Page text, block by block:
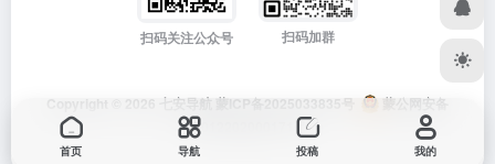
扫码关注公众号 扫码加群
Copyright © 2026 七安导航 蒙ICP备2025033835号
蒙公网安备
15012202000171号
首页 导航 投稿 我的